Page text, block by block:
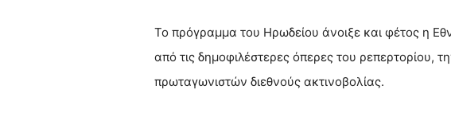
Το πρόγραμμα του Ηρωδείου άνοιξε και φέτος η
από τις δημοφιλέστερες όπερες του ρεπερτορίου,
πρωταγωνιστών διεθνούς ακτινοβολίας.